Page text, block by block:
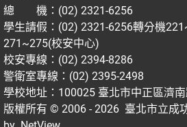
總 機：(02) 2321-6256
學生請假：(02) 2321-6256轉分機
271~275(校安中心)
校安專線：(02) 2394-8286
警衛室專線：(02) 2395-2498
學校地址：100025 臺北市中正區濟
版權所有 © 2006 - 2026 臺北市立成